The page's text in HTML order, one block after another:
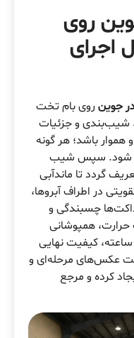
روی
اجرای
جوینروی بام تخت
شیب‌بندی و جزئیات
باشد؛ هر گونه
شود. سپس شیب
گردد تا ماندآبی
در اطراف آبروها،
چسبندگی و
حرارت، همپوشانی
عکس‌های مرحله‌ای و
کرده و مرجع